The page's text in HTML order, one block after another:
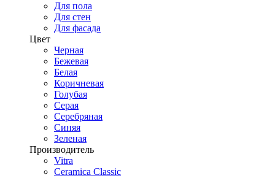
Для пола
Для стен
Для фасада
Цвет
Черная
Бежевая
Белая
Коричневая
Голубая
Серая
Серебряная
Синяя
Зеленая
Производитель
Vitra
Ceramica Classic